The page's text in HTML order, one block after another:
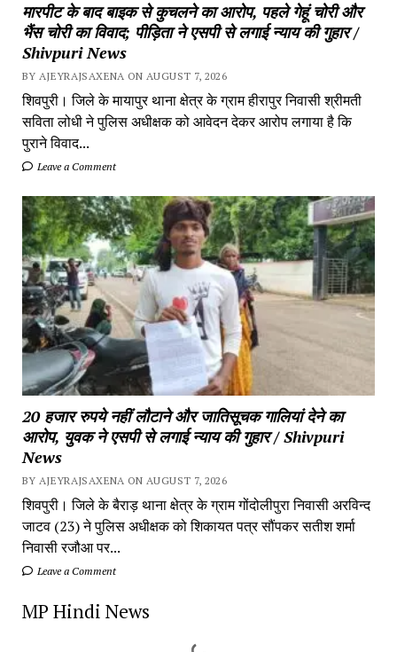
मारपीट के बाद बाइक से कुचलने का आरोप, पहले गेहूं चोरी और
भैंस चोरी का विवाद; पीड़िता ने एसपी से लगाई न्याय की गुहार /
Shivpuri News
BY AJEYRAJSAXENA ON AUGUST 7, 2026
शिवपुरी। जिले के मायापुर थाना क्षेत्र के ग्राम हीरापुर निवासी श्रीमती
सविता लोधी ने पुलिस अधीक्षक को आवेदन देकर आरोप लगाया है कि
पुराने विवाद...
Leave a Comment
20 हजार रुपये नहीं लौटाने और जातिसूचक गालियां देने का
आरोप, युवक ने एसपी से लगाई न्याय की गुहार / Shivpuri
News
BY AJEYRAJSAXENA ON AUGUST 7, 2026
शिवपुरी। जिले के बैराड़ थाना क्षेत्र के ग्राम गोंदोलीपुरा निवासी अरविन्द
जाटव (23) ने पुलिस अधीक्षक को शिकायत पत्र सौंपकर सतीश शर्मा
निवासी रजौआ पर...
Leave a Comment
MP Hindi News